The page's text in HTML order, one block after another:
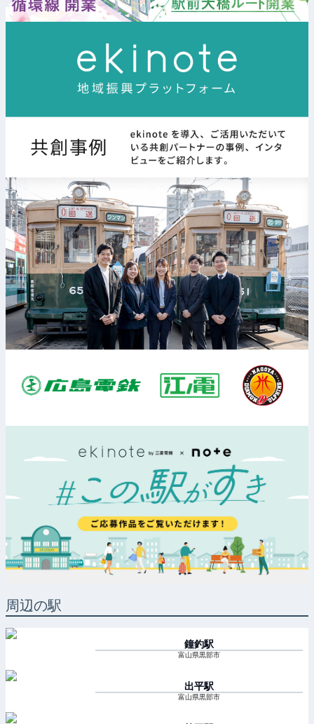
周辺の駅
鐘釣駅
富山県黒部市
出平駅
富山県黒部市